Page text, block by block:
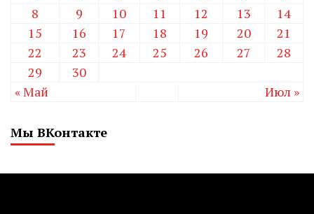
8
9 10 11 12 13
14
15
16 17 18 19 20
21
22
23 24 25 26 27
28
29
30
« Май
Июл »
Мы ВКонтакте